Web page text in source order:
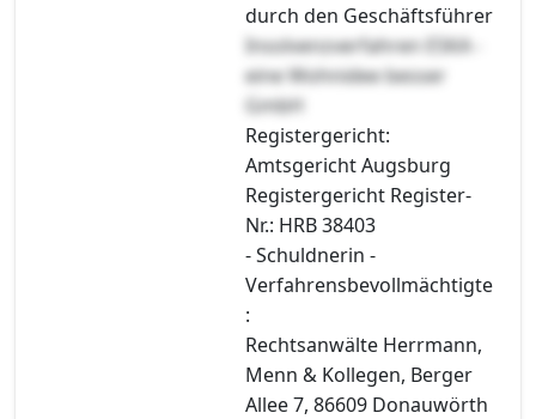
durch den Geschäftsführer
Insolvenzverfahren ESKA -
eine Wohnidee besser
GmbH
Registergericht:
Amtsgericht Augsburg
Registergericht Register-
Nr.: HRB 38403
- Schuldnerin -
Verfahrensbevollmächtigte
:
Rechtsanwälte Herrmann,
Menn & Kollegen, Berger
Allee 7, 86609 Donauwörth